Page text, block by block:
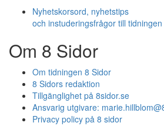
Nyhetskorsord, nyhetstips
och instuderingsfrågor till tidningen
Om 8 Sidor
Om tidningen 8 Sidor
8 Sidors redaktion
Tillgänglighet på 8sidor.se
Ansvarig utgivare:
Privacy policy på 8 sidor